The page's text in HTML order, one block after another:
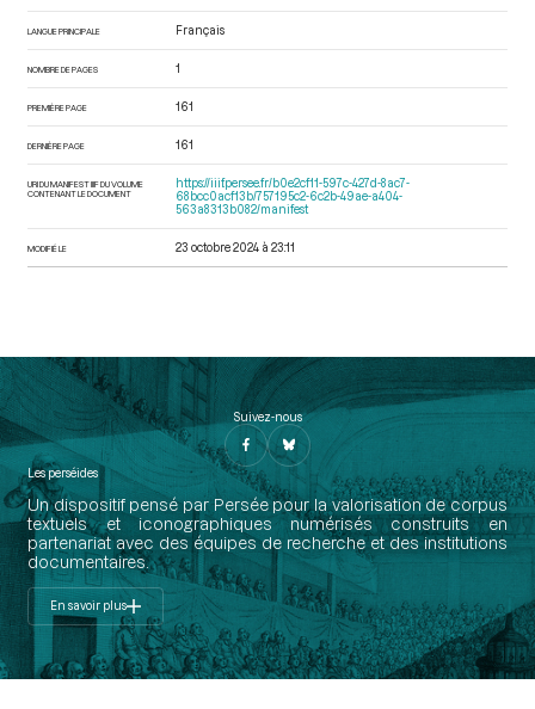
LANGUE PRINCIPALE Français
NOMBRE DE PAGES 1
PREMIÈRE PAGE 161
DERNIÈRE PAGE 161
URI DU MANIFEST IIIF DU VOLUME
CONTENANT LE DOCUMENT
https://iiif.persee.fr/b0e2cf11-597c-427d-8ac7-
68bcc0acf13b/757195c2-6c2b-49ae-a404-
563a8313b082/manifest
MODIFIÉ LE 23 octobre 2024 à 23:11
Suivez-nous
Les perséides
Un dispositif pensé par Persée pour la valorisation de corpus
textuels et iconographiques numérisés construits en
partenariat avec des équipes de recherche et des institutions
documentaires.
En savoir plus